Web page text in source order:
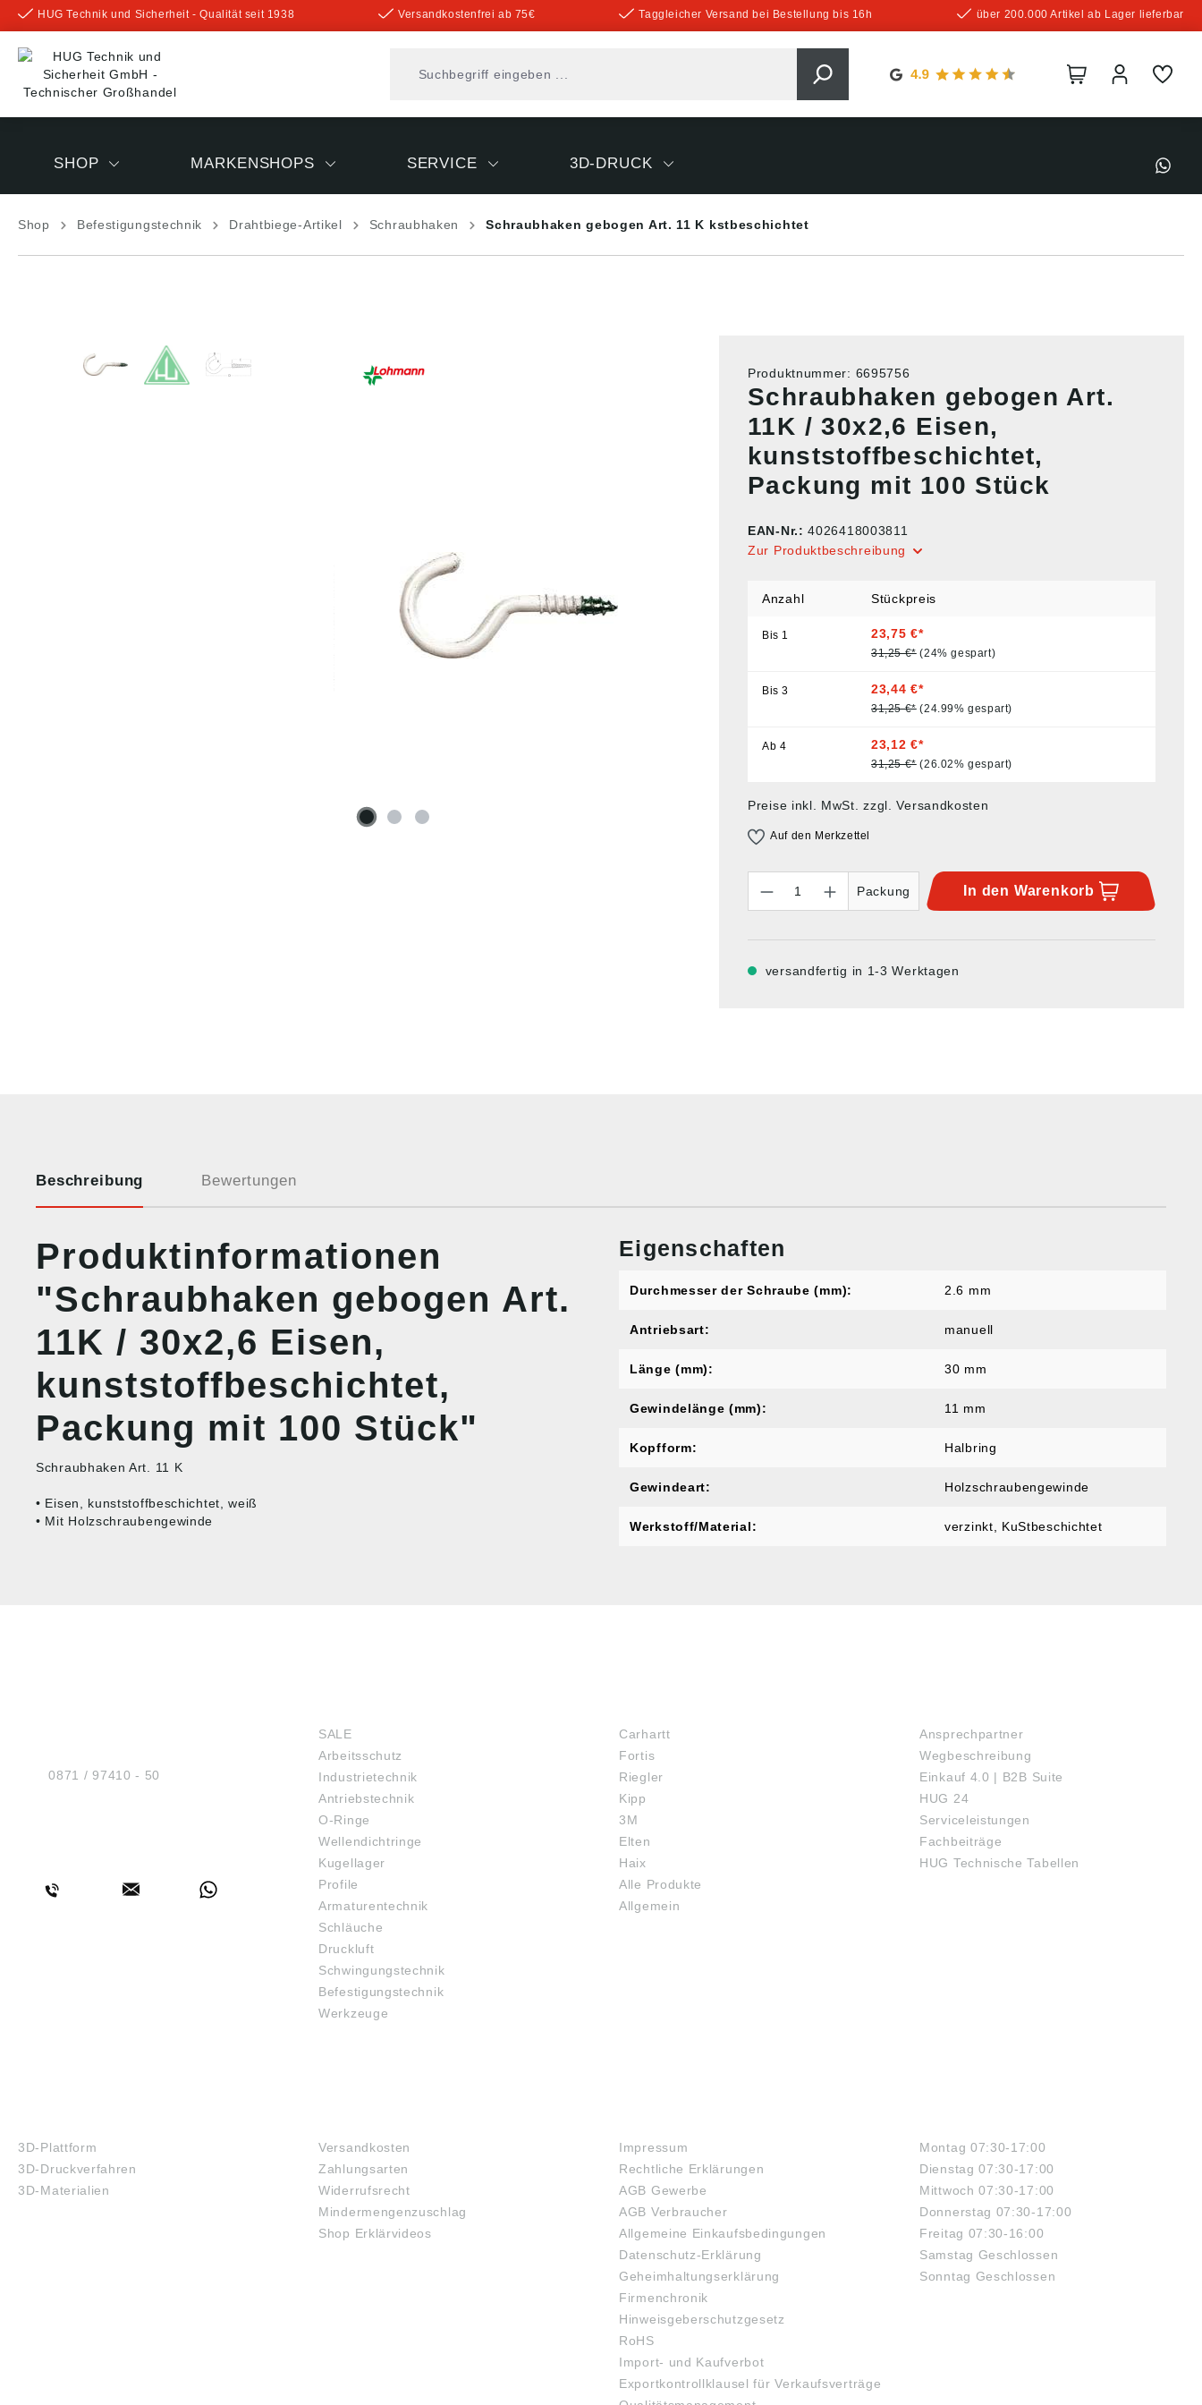
springen
HUG Technik und Sicherheit - Qualität seit 1938 Versandkostenfrei ab 75€ Taggleicher Versand bei Bestellung bis 16h über 200.000 Artikel ab Lager lieferbar
SHOP MARKENSHOPS SERVICE 3D-DRUCK
Shop Befestigungstechnik Drahtbiege-Artikel Schraubhaken Schraubhaken gebogen Art. 11 K kstbeschichtet
Produktnummer: 6695756
Schraubhaken gebogen Art.
11K / 30x2,6 Eisen,
kunststoffbeschichtet,
Packung mit 100 Stück
EAN-Nr.:4026418003811
Zur Produktbeschreibung
Anzahl Stückpreis
Bis 1 23,75 €*
31,25 €* (24% gespart)
Bis3 23,44 €*
31,25 €* (24.99% gespart)
Ab 4 23,12 €*
31,25 €* (26.02% gespart)
Preise inkl. MwSt. zzgl. Versandkosten
Auf den Merkzettel
Packung
In den Warenkorb
versandfertig in 1-3 Werktagen
Beschreibung Bewertungen
Produktinformationen
"Schraubhaken gebogen Art.
11K / 30x2,6 Eisen,
kunststoffbeschichtet,
Packung mit 100 Stück"
Schraubhaken Art. 11 K
• Eisen, kunststoffbeschichtet, weiß
• Mit Holzschraubengewinde
Eigenschaften
Durchmesser der Schraube (mm): 2.6 mm
Antriebsart: manuell
Länge (mm): 30 mm
Gewindelänge (mm): 11 mm
Kopfform: Halbring
Gewindeart: Holzschraubengewinde
Werkstoff/Material: verzinkt, KuStbeschichtet
Tel.:0871 / 97410 - 50
SALE
Arbeitsschutz
Industrietechnik
Antriebstechnik
O-Ringe
Wellendichtringe
Kugellager
Profile
Armaturentechnik
Schläuche
Druckluft
Schwingungstechnik
Befestigungstechnik
Werkzeuge
Carhartt
Fortis
Riegler
Kipp
3M
Elten
Haix
Alle Produkte
Allgemein
Ansprechpartner
Wegbeschreibung
Einkauf 4.0 | B2B Suite
HUG 24
Serviceleistungen
Fachbeiträge
HUG Technische Tabellen
3D-Plattform
3D-Druckverfahren
3D-Materialien
Versandkosten
Zahlungsarten
Widerrufsrecht
Mindermengenzuschlag
Shop Erklärvideos
Impressum
Rechtliche Erklärungen
AGB Gewerbe
AGB Verbraucher
Allgemeine Einkaufsbedingungen
Datenschutz-Erklärung
Geheimhaltungserklärung
Firmenchronik
Hinweisgeberschutzgesetz
RoHS
Import- und Kaufverbot
Exportkontrollklausel für Verkaufsverträge
Montag 07:30-17:00
Dienstag 07:30-17:00
Mittwoch 07:30-17:00
Donnerstag 07:30-17:00
Freitag 07:30-16:00
Samstag Geschlossen
Sonntag Geschlossen